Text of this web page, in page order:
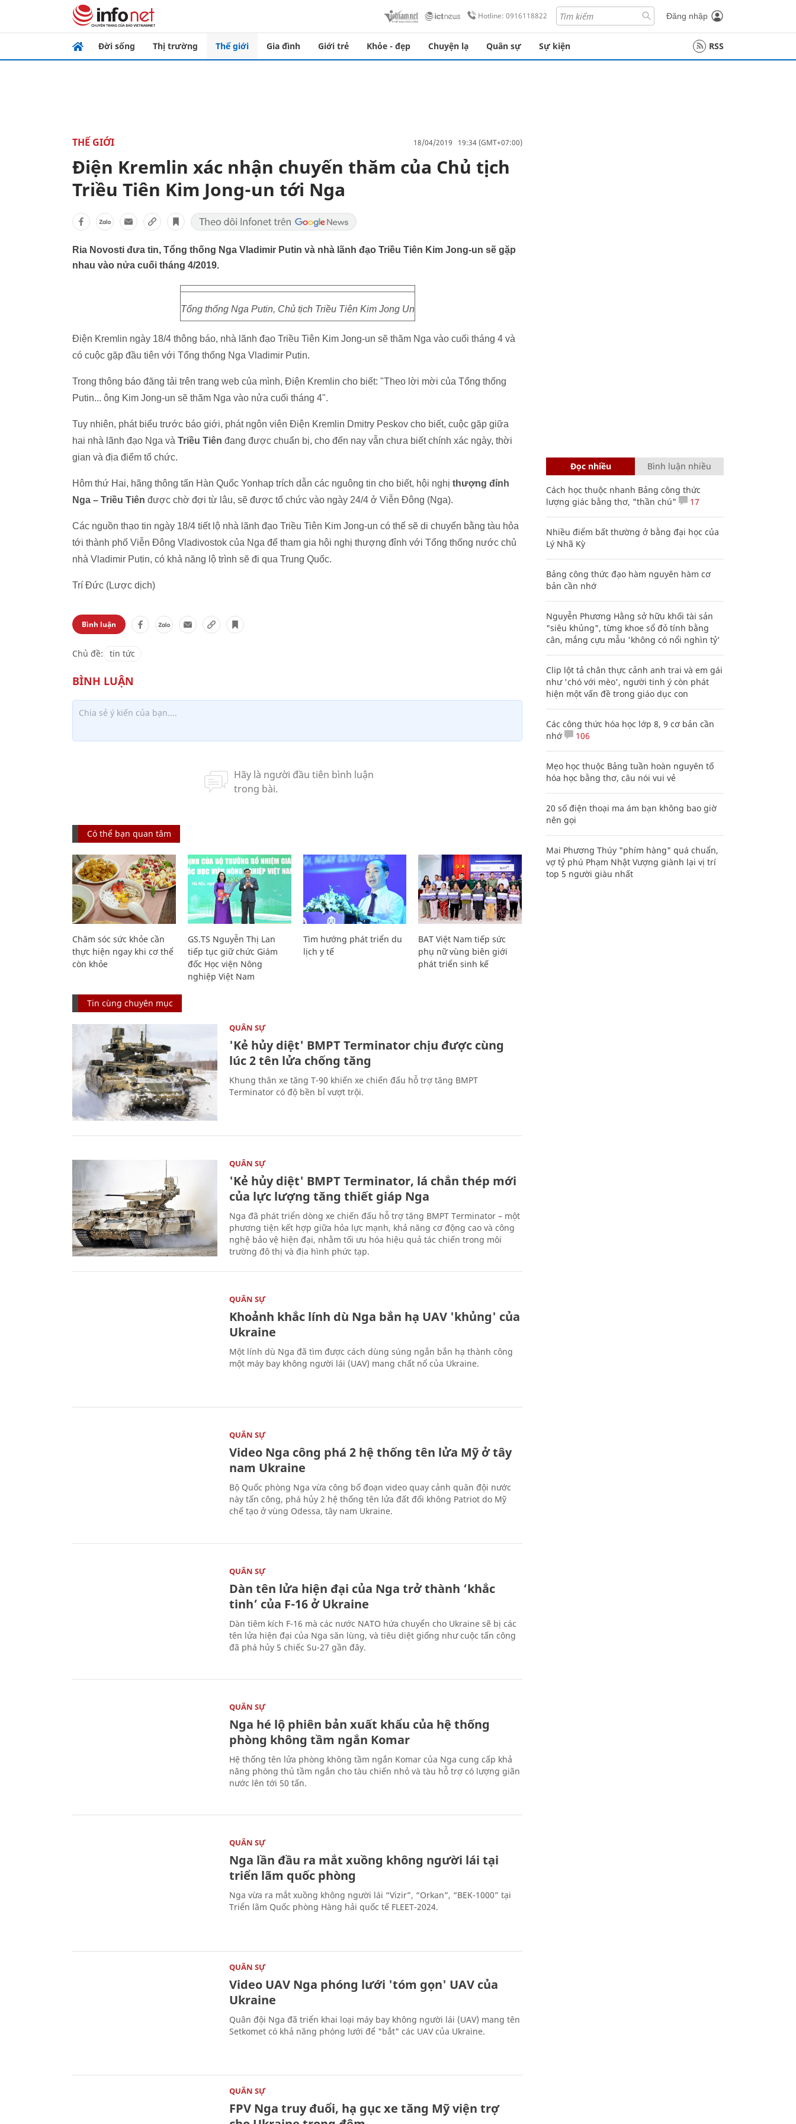
Hotline: 0916118822 Đăng nhập
Đời sống Thị trường Thế giới Gia đình Giới trẻ Khỏe - đẹp Chuyện lạ Quân sự Sự kiện RSS
THẾ GIỚI 18/04/2019 19:34 (GMT+07:00)
Điện Kremlin xác nhận chuyến thăm của Chủ tịch
Triều Tiên Kim Jong-un tới Nga
Ria Novosti đưa tin, Tổng thống Nga Vladimir Putin và nhà lãnh đạo Triều Tiên Kim Jong-un sẽ gặp
nhau vào nửa cuối tháng 4/2019.
Tổng thống Nga Putin, Chủ tịch Triều Tiên Kim Jong Un
Điện Kremlin ngày 18/4 thông báo, nhà lãnh đạo Triều Tiên Kim Jong-un sẽ thăm Nga vào cuối tháng 4 và
có cuộc gặp đầu tiên với Tổng thống Nga Vladimir Putin.
Trong thông báo đăng tải trên trang web của mình, Điện Kremlin cho biết: "Theo lời mời của Tổng thống
Putin... ông Kim Jong-un sẽ thăm Nga vào nửa cuối tháng 4".
Tuy nhiên, phát biểu trước báo giới, phát ngôn viên Điện Kremlin Dmitry Peskov cho biết, cuộc gặp giữa
hai nhà lãnh đạo Nga và Triều Tiên đang được chuẩn bị, cho đến nay vẫn chưa biết chính xác ngày, thời
gian và địa điểm tổ chức.
Hôm thứ Hai, hãng thông tấn Hàn Quốc Yonhap trích dẫn các nguông tin cho biết, hội nghị thượng đỉnh
Nga – Triều Tiên được chờ đợi từ lâu, sẽ được tổ chức vào ngày 24/4 ở Viễn Đông (Nga).
Các nguồn thạo tin ngày 18/4 tiết lộ nhà lãnh đạo Triều Tiên Kim Jong-un có thể sẽ di chuyển bằng tàu hỏa
tới thành phố Viễn Đông Vladivostok của Nga để tham gia hội nghị thượng đỉnh với Tổng thống nước chủ
nhà Vladimir Putin, có khả năng lộ trình sẽ đi qua Trung Quốc.
Trí Đức (Lược dịch)
Bình luận
Chủ đề: tin tức
Có thể bạn quan tâm
Chăm sóc sức khỏe cần
thực hiện ngay khi cơ thể
còn khỏe
GS.TS Nguyễn Thị Lan
tiếp tục giữ chức Giám
đốc Học viện Nông
nghiệp Việt Nam
Tìm hướng phát triển du
lịch y tế
BAT Việt Nam tiếp sức
phụ nữ vùng biên giới
phát triển sinh kế
Tin cùng chuyên mục
QUÂN SỰ
'Kẻ hủy diệt' BMPT Terminator chịu được cùng
lúc 2 tên lửa chống tăng
Khung thân xe tăng T-90 khiến xe chiến đấu hỗ trợ tăng BMPT
Terminator có độ bền bỉ vượt trội.
QUÂN SỰ
'Kẻ hủy diệt' BMPT Terminator, lá chắn thép mới
của lực lượng tăng thiết giáp Nga
Nga đã phát triển dòng xe chiến đấu hỗ trợ tăng BMPT Terminator – một
phương tiện kết hợp giữa hỏa lực mạnh, khả năng cơ động cao và công
nghệ bảo vệ hiện đại, nhằm tối ưu hóa hiệu quả tác chiến trong môi
trường đô thị và địa hình phức tạp.
QUÂN SỰ
Khoảnh khắc lính dù Nga bắn hạ UAV 'khủng' của
Ukraine
Một lính dù Nga đã tìm được cách dùng súng ngắn bắn hạ thành công
một máy bay không người lái (UAV) mang chất nổ của Ukraine.
QUÂN SỰ
Video Nga công phá 2 hệ thống tên lửa Mỹ ở tây
nam Ukraine
Bộ Quốc phòng Nga vừa công bố đoạn video quay cảnh quân đội nước
này tấn công, phá hủy 2 hệ thống tên lửa đất đối không Patriot do Mỹ
chế tạo ở vùng Odessa, tây nam Ukraine.
QUÂN SỰ
Dàn tên lửa hiện đại của Nga trở thành ‘khắc
tinh’ của F-16 ở Ukraine
Dàn tiêm kích F-16 mà các nước NATO hứa chuyển cho Ukraine sẽ bị các
tên lửa hiện đại của Nga săn lùng, và tiêu diệt giống như cuộc tấn công
đã phá hủy 5 chiếc Su-27 gần đây.
QUÂN SỰ
Nga hé lộ phiên bản xuất khẩu của hệ thống
phòng không tầm ngắn Komar
Hệ thống tên lửa phòng không tầm ngắn Komar của Nga cung cấp khả
năng phòng thủ tầm ngắn cho tàu chiến nhỏ và tàu hỗ trợ có lượng giãn
nước lên tới 50 tấn.
QUÂN SỰ
Nga lần đầu ra mắt xuồng không người lái tại
triển lãm quốc phòng
Nga vừa ra mắt xuồng không người lái “Vizir”, “Orkan”, “BEK-1000” tại
Triển lãm Quốc phòng Hàng hải quốc tế FLEET-2024.
QUÂN SỰ
Video UAV Nga phóng lưới 'tóm gọn' UAV của
Ukraine
Quân đội Nga đã triển khai loại máy bay không người lái (UAV) mang tên
Setkomet có khả năng phóng lưới để "bắt" các UAV của Ukraine.
QUÂN SỰ
FPV Nga truy đuổi, hạ gục xe tăng Mỹ viện trợ
Đọc nhiều Bình luận nhiều
Cách học thuộc nhanh Bảng công thức
lượng giác bằng thơ, "thần chú"
17
Nhiều điểm bất thường ở bằng đại học của
Lý Nhã Kỳ
Bảng công thức đạo hàm nguyên hàm cơ
bản cần nhớ
Nguyễn Phương Hằng sở hữu khối tài sản
"siêu khủng", từng khoe sổ đỏ tính bằng
cân, mắng cựu mẫu 'không có nổi nghìn tỷ'
Clip lột tả chân thực cảnh anh trai và em gái
như 'chó với mèo', người tinh ý còn phát
hiện một vấn đề trong giáo dục con
Các công thức hóa học lớp 8, 9 cơ bản cần
nhớ
106
Mẹo học thuộc Bảng tuần hoàn nguyên tố
hóa học bằng thơ, câu nói vui vẻ
20 số điện thoại ma ám bạn không bao giờ
nên gọi
Mai Phương Thúy "phím hàng" quá chuẩn,
vợ tỷ phú Phạm Nhật Vượng giành lại vị trí
top 5 người giàu nhất